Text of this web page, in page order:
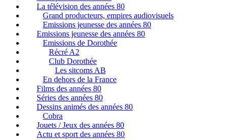
La télévision des années 80
Grand producteurs, empires audiovisuels
Emissions jeunesse des années 80
Emissions jeunesse des années 80
Emissions de Dorothée
Récré A2
Club Dorothée
Les sitcoms AB
En dehors de la France
Films des années 80
Séries des années 80
Dessins animés des années 80
Cobra
Jouets / Jeux des années 80
Actu et sport des années 80